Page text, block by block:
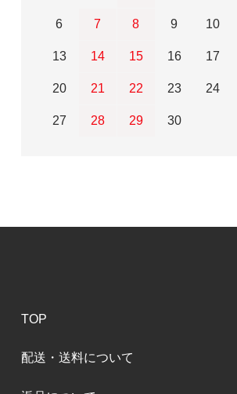
6 7 8 9 10
13 14 15 16 17
20 21 22 23 24
27 28 29 30
TOP
配送・送料について